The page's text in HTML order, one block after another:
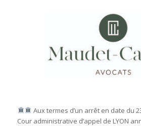
Aux termes d’un arrêt en date du
Cour administrative d’appel de LYON